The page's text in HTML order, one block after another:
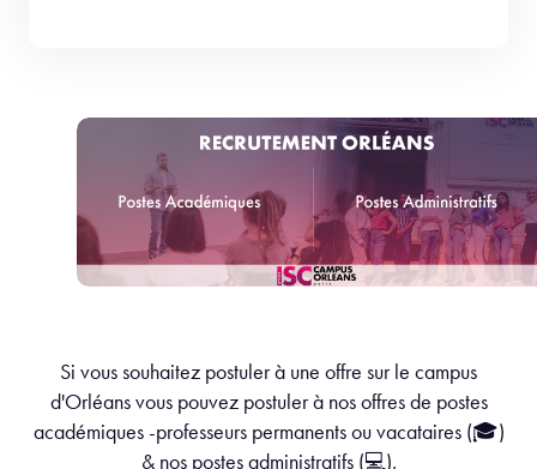
Si vous souhaitez postuler à une offre sur le campus
d'Orléans vous pouvez postuler à nos offres de postes
académiques -professeurs permanents ou vacataires (🎓)
& nos postes administratifs (💻).